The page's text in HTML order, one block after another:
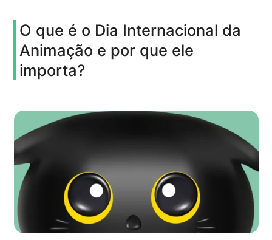
O que é o Dia Internacional da
Animação e por que ele
importa?